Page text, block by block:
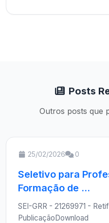
Posts
Outros posts que
25/02/2026 0
Seletivo para
Formação de ...
SEI-GRR - 21269971 -
PublicaçãoDownload